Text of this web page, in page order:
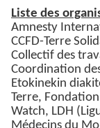
Liste des
Amnesty
CCFD-Terre
Collectif des
Coordination
Etokinekin
Terre,
Watch, LDH